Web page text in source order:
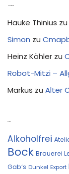
Hauke Thinius zu
Simon zu
Heinz Köhler zu
Robot-Mitzi –
Markus zu Alter
Alkoholfrei
Bock Brauerei
Gab‘s Dunkel Export